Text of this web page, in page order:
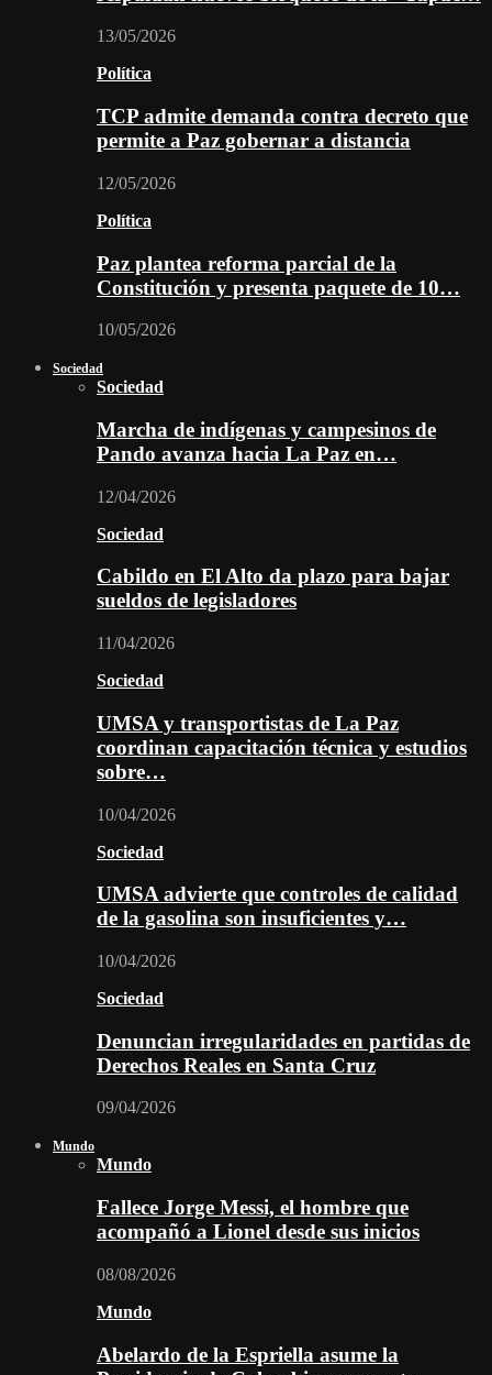
13/05/2026
Política
TCP admite demanda contra decreto que
permite a Paz gobernar a distancia
12/05/2026
Política
Paz plantea reforma parcial de la
Constitución y presenta paquete de 10…
10/05/2026
Sociedad
Sociedad
Marcha de indígenas y campesinos de
Pando avanza hacia La Paz en…
12/04/2026
Sociedad
Cabildo en El Alto da plazo para bajar
sueldos de legisladores
11/04/2026
Sociedad
UMSA y transportistas de La Paz
coordinan capacitación técnica y estudios
sobre…
10/04/2026
Sociedad
UMSA advierte que controles de calidad
de la gasolina son insuficientes y…
10/04/2026
Sociedad
Denuncian irregularidades en partidas de
Derechos Reales en Santa Cruz
09/04/2026
Mundo
Mundo
Fallece Jorge Messi, el hombre que
acompañó a Lionel desde sus inicios
08/08/2026
Mundo
Abelardo de la Espriella asume la